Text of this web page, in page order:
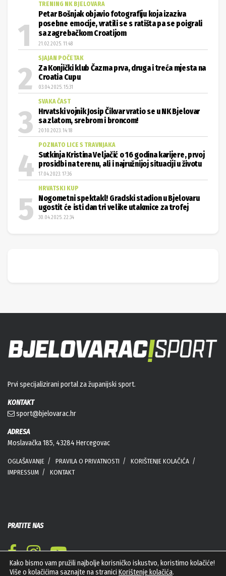
TRENING NK BJELOVARA
Petar Bošnjak objavio fotografiju koja izaziva
posebne emocije, vratili se s ratišta pa se poigrali
sa zagrebačkom Croatijom
21.02.2025. 11:48
SJAJAN POČETAK
Za Konjički klub Čazma prva, druga i treća mjesta na
Croatia Cupu
03.04.2025. 15:31
SVAKA ČAST
Hrvatski vojnik Josip Čikvar vratio se u NK Bjelovar
sa zlatom, srebrom i broncom!
20.10.2023. 14:18
POZNATO LICE S TRAVNJAKA
Sutkinja Kristina Veljačić o 16 godina karijere, prvoj
prosidbi na terenu, ali i najružnijoj situaciji u životu
17.04.2023. 17:36
HRVATSKI KUP
Nogometni spektakl! Gradski stadion u Bjelovaru
ugostit će isti dan tri velike utakmice za trofej
30.04.2025. 22:34
Prvi specijalizirani portal za županijski sport.
KONTAKT
sport@bjelovarac.hr
ADRESA
Moslavačka 185, 43284 Hercegovac
OGLAŠAVANJE PRAVILA O PRIVATNOSTI
KORIŠTENJE KOLAČIĆA
IMPRESSUM
KONTAKT
PRATITE NAS
Kako bismo vam pružili najbolje korisničko iskustvo, koristimo kolačiće!
Više o kolačićima saznajte na stranici Korištenje kolačića.